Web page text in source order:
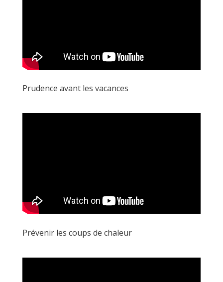
Prudence avant les vacances
Prévenir les coups de chaleur